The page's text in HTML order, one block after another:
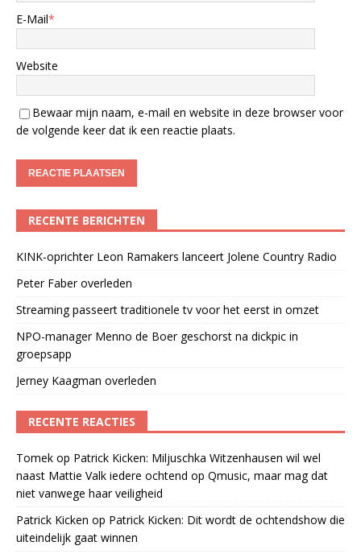
E-Mail*
Website
Bewaar mijn naam, e-mail en website in deze browser voor
de volgende keer dat ik een reactie plaats.
RECENTE BERICHTEN
KINK-oprichter Leon Ramakers lanceert Jolene Country Radio
Peter Faber overleden
Streaming passeert traditionele tv voor het eerst in omzet
NPO-manager Menno de Boer geschorst na dickpic in
groepsapp
Jerney Kaagman overleden
RECENTE REACTIES
Tomek op Patrick Kicken: Miljuschka Witzenhausen wil wel
naast Mattie Valk iedere ochtend op Qmusic, maar mag dat
niet vanwege haar veiligheid
Patrick Kicken op Patrick Kicken: Dit wordt de ochtendshow die
uiteindelijk gaat winnen